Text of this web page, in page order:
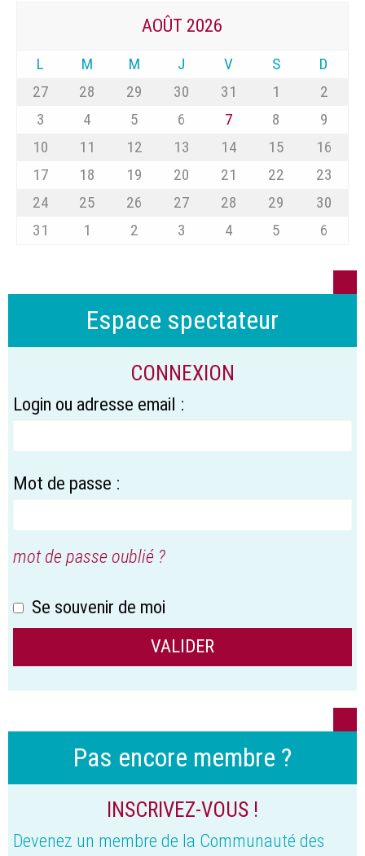
AOÛT 2026
L M M J V S
D
27
28 29 30 31 1
2
3
4 5 6 7 8
9
10
11 12 13 14 15
16
17
18 19 20 21 22
23
24
25 26 27 28 29
30
31
1 2 3 4 5 6
Espace spectateur
CONNEXION
Login ou adresse email :
Mot de passe :
mot de passe oublié ?
Se souvenir de moi
Pas encore membre ?
INSCRIVEZ-VOUS !
Devenez un membre de la Communauté des